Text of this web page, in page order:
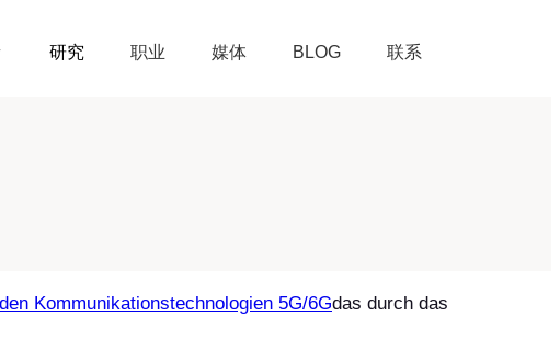
研究 职业 媒体 BLOG 联系
Kommunikationstechnologien 5G/6Gdas durch das